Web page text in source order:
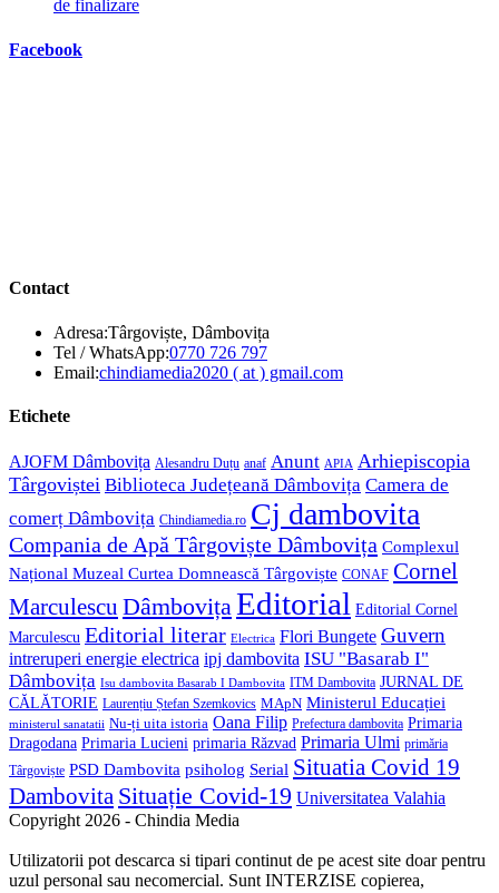
de finalizare
Facebook
Contact
Adresa:Târgoviște, Dâmbovița
Tel / WhatsApp:0770 726 797Opens
in
Email:chindiamedia2020 ( at ) gmail.comOpens
Etichete
AJOFM Dâmbovița Alesandru Duțu anaf Anunt APIA Arhiepiscopia
Târgoviștei Biblioteca Județeană Dâmbovița Camera de
comerț Dâmbovița Chindiamedia.ro Cj dambovita
Compania de Apă Târgoviște Dâmbovița Complexul
Național Muzeal Curtea Domnească Târgoviște CONAF Cornel
Marculescu DâmbovițaEditorial Editorial Cornel
Marculescu Editorial literar Electrica Flori Bungete Guvern
intreruperi energie electrica ipj dambovita ISU "Basarab I"
Dâmbovița Isu dambovita Basarab I Dambovita ITM Dambovita JURNAL DE
CĂLĂTORIE Laurențiu Ștefan Szemkovics MApN Ministerul Educației
ministerul sanatatii Nu-ți uita istoria Oana Filip Prefectura dambovita Primaria
Dragodana Primaria Lucieni primaria Răzvad Primaria Ulmi primăria
Târgoviște PSD Dambovita psiholog Serial Situatia Covid 19
Dambovita Situație Covid-19 Universitatea Valahia
Copyright 2026 - Chindia Media
Utilizatorii pot descarca si tipari continut de pe acest site doar pentru
uzul personal sau necomercial. Sunt INTERZISE copierea,